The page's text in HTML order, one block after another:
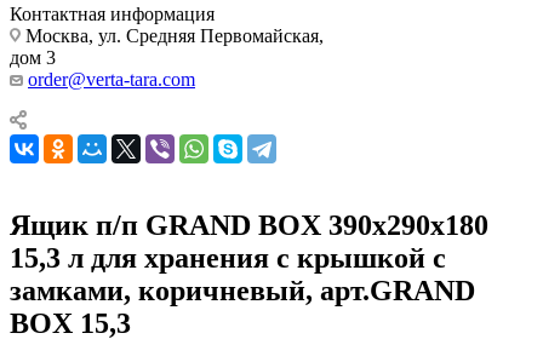
Контактная информация
Москва, ул. Средняя Первомайская,
дом 3
order@verta-tara.com
Ящик п/п GRAND BOX 390х290х180
15,3 л для хранения с крышкой с
замками, коричневый, арт.GRAND
BOX 15,3